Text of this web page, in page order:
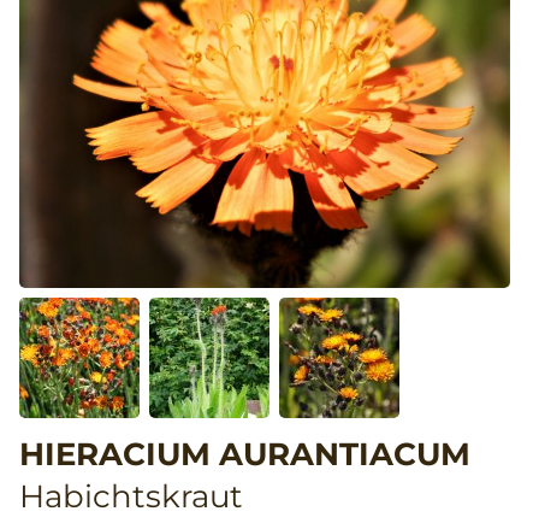
HIERACIUM AURANTIACUM
Habichtskraut